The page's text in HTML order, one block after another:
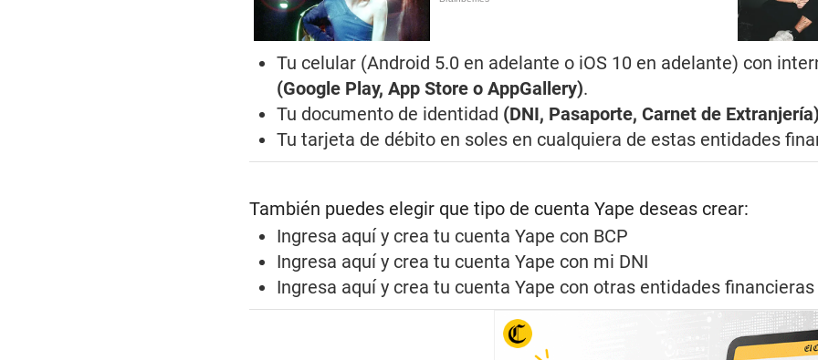
Tu celular (Android 5.0 en adelante o iOS 10 en adelante) con
(Google Play, App Store o AppGallery).
Tu documento de identidad (DNI, Pasaporte, Carnet de Extranjería)
Tu tarjeta de débito en soles en cualquiera de estas entidades
También puedes elegir que tipo de cuenta Yape deseas crear:
Ingresa aquí y crea tu cuenta Yape con BCP
Ingresa aquí y crea tu cuenta Yape con mi DNI
Ingresa aquí y crea tu cuenta Yape con otras entidades financieras